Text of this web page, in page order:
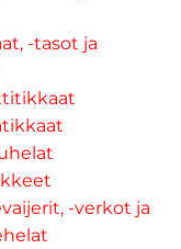
-tasot ja
-verkot ja